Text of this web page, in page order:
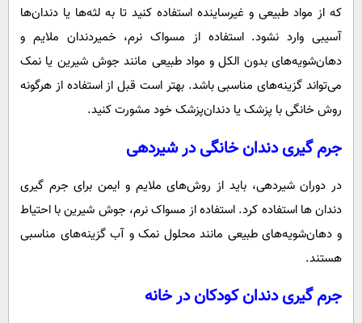
که از مواد طبیعی و غیرساینده استفاده کنید تا به لثه‌ها یا دندان‌ها
آسیبی وارد نشود. استفاده از مسواک نرم، خمیردندان ملایم و
دهان‌شویه‌های بدون الکل و مواد طبیعی مانند جوش شیرین یا نمک
می‌تواند گزینه‌های مناسبی باشد. بهتر است قبل از استفاده از هرگونه
روش خانگی با پزشک یا دندان‌پزشک خود مشورت کنید.
جرم گیری دندان خانگی در شیردهی
در دوران شیردهی، باید از روش‌های ملایم و ایمن برای جرم گیری
دندان ها استفاده کرد. استفاده از مسواک نرم، جوش شیرین با احتیاط
و دهان‌شویه‌های طبیعی مانند محلول نمک و آب گزینه‌های مناسبی
هستند.
جرم گیری دندان کودکان در خانه